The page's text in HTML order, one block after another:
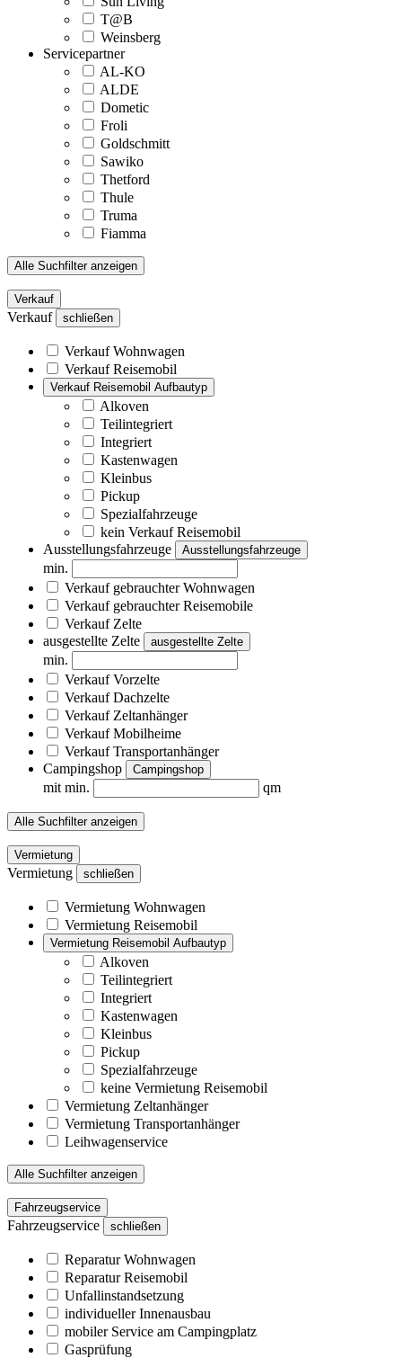
T@B
Weinsberg
Servicepartner
AL-KO
ALDE
Dometic
Froli
Goldschmitt
Sawiko
Thetford
Thule
Truma
Fiamma
Alle Suchfilter anzeigen
Verkauf
Verkauf schließen
Verkauf Wohnwagen
Verkauf Reisemobil
Verkauf Reisemobil Aufbautyp
Alkoven
Teilintegriert
Integriert
Kastenwagen
Kleinbus
Pickup
Spezialfahrzeuge
kein Verkauf Reisemobil
Ausstellungsfahrzeuge
Ausstellungsfahrzeuge
min.
Verkauf gebrauchter Wohnwagen
Verkauf gebrauchter Reisemobile
Verkauf Zelte
ausgestellte Zelte
ausgestellte Zelte
min.
Verkauf Vorzelte
Verkauf Dachzelte
Verkauf Zeltanhänger
Verkauf Mobilheime
Verkauf Transportanhänger
Campingshop
Campingshop
mit min. qm
Alle Suchfilter anzeigen
Vermietung
Vermietung schließen
Vermietung Wohnwagen
Vermietung Reisemobil
Vermietung Reisemobil Aufbautyp
Alkoven
Teilintegriert
Integriert
Kastenwagen
Kleinbus
Pickup
Spezialfahrzeuge
keine Vermietung Reisemobil
Vermietung Zeltanhänger
Vermietung Transportanhänger
Leihwagenservice
Alle Suchfilter anzeigen
Fahrzeugservice
Fahrzeugservice schließen
Reparatur Wohnwagen
Reparatur Reisemobil
Unfallinstandsetzung
individueller Innenausbau
mobiler Service am Campingplatz
Gasprüfung